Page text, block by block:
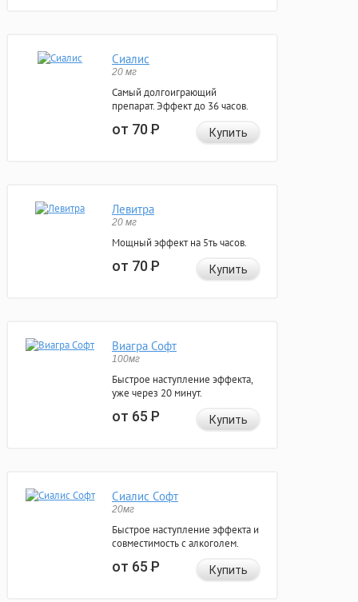
Сиалис
20 мг
Самый долгоиграющий
препарат. Эффект до 36 часов.
от 70Р Купить
Левитра
20 мг
Мощный эффект на 5ть часов.
от 70Р Купить
Виагра Софт
100мг
Быстрое наступление эффекта,
уже через 20 минут.
от 65Р Купить
Сиалис Софт
20мг
Быстрое наступление эффекта и
совместимость с алкоголем.
от 65Р Купить